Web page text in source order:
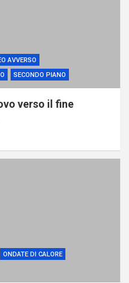
AVVERSO
SECONDO PIANO
verso il fine
ONDATE DI CALORE